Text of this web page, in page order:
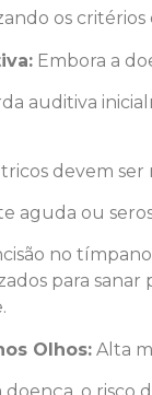
os
Embora a
auditiva
devem ser
aguda ou
no
para
Olhos: Alta